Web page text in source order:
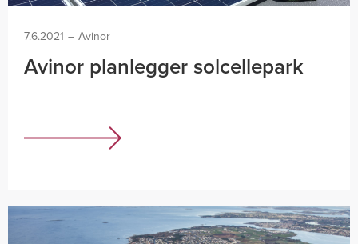
7.6.2021 – Avinor
Avinor planlegger solcellepark